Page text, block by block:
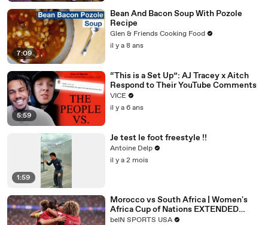
7:09
Bean And Bacon Soup With Pozole
Recipe
Glen & Friends Cooking Food
il y a 8 ans
5:59
“This is a Set Up”: AJ Tracey x Aitch
Respond to Their YouTube Comments
VICE
il y a 6 ans
1:59
Je test le foot freestyle !!
Antoine Delp
il y a 2 mois
Morocco vs South Africa | Women's
Africa Cup of Nations EXTENDED
HIGHLIGHT
beIN SPORTS USA